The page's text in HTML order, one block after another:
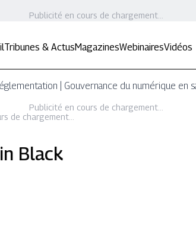
Publicité en cours de chargement...
Tribunes & ActusMagazinesWebinairesVidéos
| Gouvernance du numérique en
Publicité en cours de chargement...
de chargement...
Black